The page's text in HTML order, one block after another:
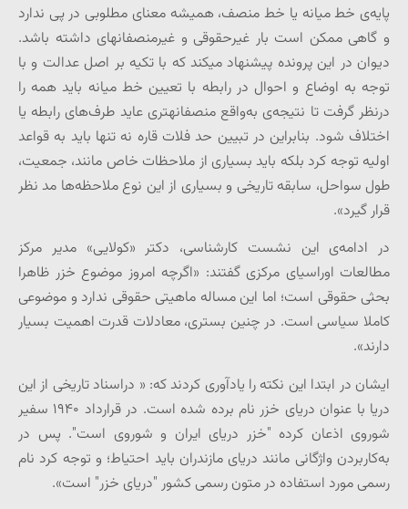
پایه‌ی خط میانه یا خط منصف، همیشه معنای مطلوبی در پی ندارد
و گاهی ممکن است بار غیرحقوقی و غیرمنصفانه­ای داشته باشد.
دیوان در این پرونده پیشنهاد می­کند که با تکیه بر اصل عدالت و با
توجه به اوضاع و احوال در رابطه با تعیین خط میانه باید همه را
درنظر گرفت تا نتیجه‌ی به‌واقع منصفانه­تری عاید طرف‌های رابطه یا
اختلاف شود. بنابراین در تبیین حد فلات قاره نه تنها باید به قواعد
اولیه توجه کرد بلکه باید بسیاری از ملاحظات خاص مانند، جمعیت،
طول سواحل، سابقه تاریخی و بسیاری از این نوع ملاحظه‌ها مد نظر
قرار گیرد».
در ادامه‌ی این نشست کارشناسی، دکتر «کولایی» مدیر مرکز
مطالعات اوراسیای مرکزی گفتند: «اگرچه امروز موضوع خزر ظاهرا
بحثی حقوقی است؛ اما این مساله ماهیتی حقوقی ندارد و موضوعی
کاملا سیاسی است. در چنین بستری، معادلات قدرت اهمیت بسیار
دارند».
ایشان در ابتدا این نکته را یادآوری کردند که: « دراسناد تاریخی از این
دریا با عنوان دریای خزر نام برده شده است. در قرارداد ۱۹۴۰ سفیر
شوروی اذعان کرده "خزر دریای ایران و شوروی است". پس در
به‌کاربردن واژگانی مانند دریای مازندران باید احتیاط؛ و توجه کرد نام
رسمی مورد استفاده در متون رسمی کشور "دریای خزر" است».